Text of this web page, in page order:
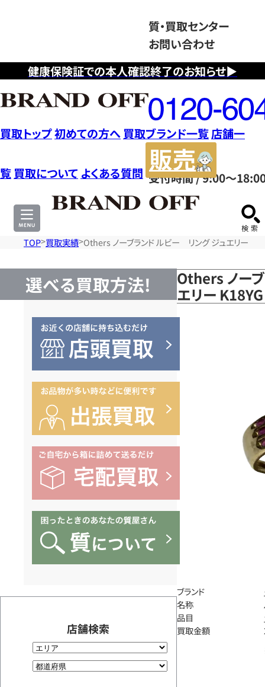
健康保険証での本人確認終了のお知らせ▶
質・買取センター
お問い合わせ
フ
リ
ー
ダ
イ
ヤ
ル
0120604117
受付時間 / 9:00～
買取トップ初めての方へ 買取ブランド一覧店舗一
覧 買取について よくある質問
サ
TOP 買取実績 Others ノーブランド ルビー リング ジュエリー
選べる買取方法!
店舗検索
Others ノー
エリー
ブランド
名称
品目
買取金額